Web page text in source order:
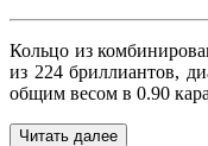
Кольцо из
из 224 бриллиантов,
общим весом в 0.90
Читать далее